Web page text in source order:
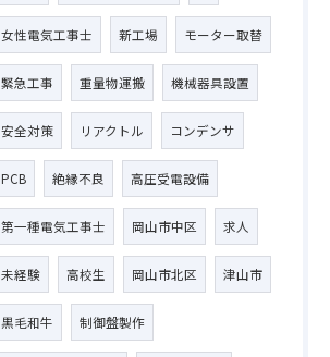
女性電気工事士 新工場 モーター取替
緊急工事 重量物運搬 機械器具設置
安全対策 リアクトル コンデンサ
PCB 絶縁不良 高圧受電設備
第一種電気工事士 岡山市中区 求人
未経験 高校生 岡山市北区 津山市
黒毛和牛 制御盤製作